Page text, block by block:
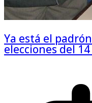
Ya está el
elecciones del